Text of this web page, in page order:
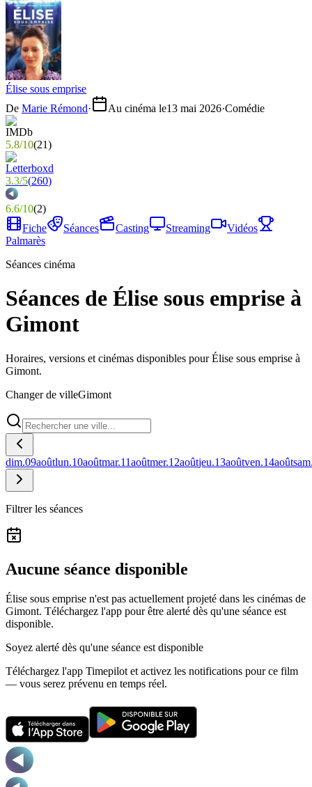
Élise sous emprise
De Marie Rémond· Au cinéma le13 mai 2026·Comédie
5.8/10(21)
3.3/5(260)
6.6/10(2)
Fiche
Séances Casting Streaming
Vidéos
Palmarès
Séances cinéma
Séances de Élise sous emprise à
Gimont
Horaires, versions et cinémas disponibles pour Élise sous emprise à
Gimont.
Changer de villeGimont
dim.09aoûtlun.10aoûtmar.11aoûtmer.12aoûtjeu.13aoûtven.14août
Filtrer les séances
Aucune séance disponible
Élise sous emprise n'est pas actuellement projeté dans les cinémas de
Gimont. Téléchargez l'app pour être alerté dès qu'une séance est
disponible.
Soyez alerté dès qu'une séance est disponible
Téléchargez l'app Timepilot et activez les notifications pour ce film
— vous serez prévenu en temps réel.